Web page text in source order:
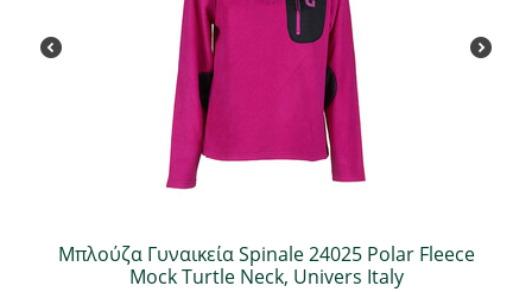
Μπλούζα Γυναικεία Spinale 24025 Polar Fleece
Mock Turtle Neck, Univers Italy